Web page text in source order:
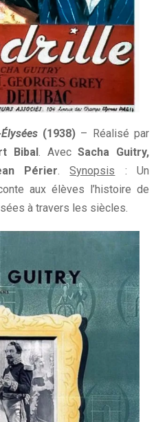
(1938) – Réalisé par
Bibal. AvecSacha Guitry,
Périer.Synopsis : Un
aux élèves l’histoire de
à travers les siècles.